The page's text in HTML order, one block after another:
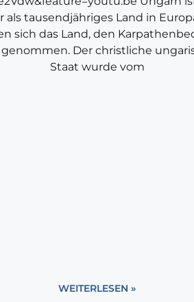
als tausendjähriges Land in
sich das Land, den
Der christliche
Staat wurde vom
WEITERLESEN »